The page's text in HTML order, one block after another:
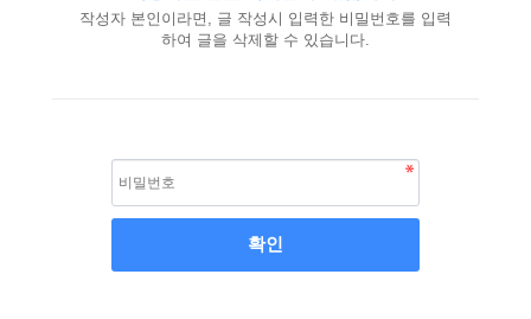
작성자 본인이라면, 글 작성시 입력한 비밀번호를 입력
하여 글을 삭제할 수 있습니다.